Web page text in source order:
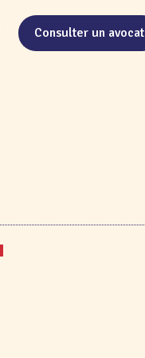
Consulter un avocat